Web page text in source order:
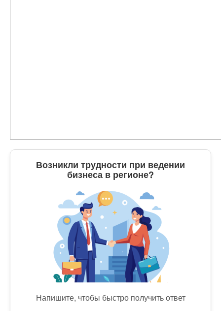
Возникли трудности при ведении
бизнеса в регионе?
Напишите, чтобы быстро получить ответ